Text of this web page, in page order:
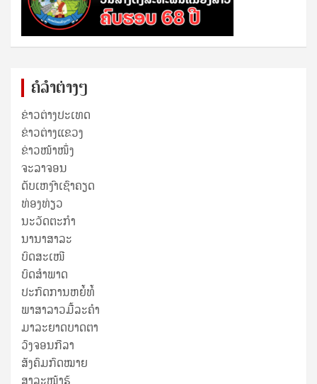
ຄໍລຳຕ່າງໆ
ຂ່າວຕ່າງປະເທດ
ຂ່າວ​ຕ່າງ​ແຂວງ
ຂ່າວໜ້າໜຶ່ງ
ຈະລາຈອນ
ດັບເຫງົາເຊົາຄຽດ
ທ່ອງທ່ຽວ
ນະວັດຕະກໍາ
ນານາສາລະ
ບົດສະເໜີ
ບົດສໍາພາດ
ປະກົດການຫຍໍ້ທໍ້
ພາສາລາວມື້ລະຄຳ
ມາລະຍາດບາດຕາ
ວົງຈອນກີລາ
ສັງຄົມກົດໝາຍ
ສາລະໜ້າຮູ້